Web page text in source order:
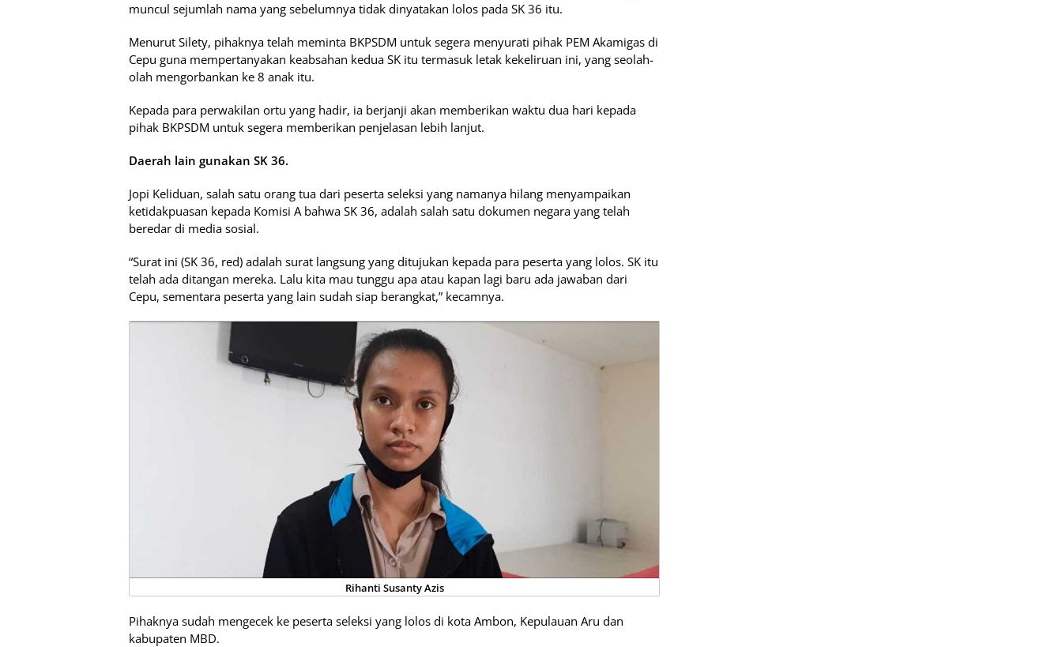
muncul sejumlah nama yang sebelumnya tidak dinyatakan lolos pada SK 36 itu.
Menurut Silety, pihaknya telah meminta BKPSDM untuk segera menyurati pihak PEM Akamigas di
Cepu guna mempertanyakan keabsahan kedua SK itu termasuk letak kekeliruan ini, yang seolah-
olah mengorbankan ke 8 anak itu.
Kepada para perwakilan ortu yang hadir, ia berjanji akan memberikan waktu dua hari kepada
pihak BKPSDM untuk segera memberikan penjelasan lebih lanjut.
Daerah lain gunakan SK 36.
Jopi Keliduan, salah satu orang tua dari peserta seleksi yang namanya hilang menyampaikan
ketidakpuasan kepada Komisi A bahwa SK 36, adalah salah satu dokumen negara yang telah
beredar di media sosial.
“Surat ini (SK 36, red) adalah surat langsung yang ditujukan kepada para peserta yang lolos. SK itu
telah ada ditangan mereka. Lalu kita mau tunggu apa atau kapan lagi baru ada jawaban dari
Cepu, sementara peserta yang lain sudah siap berangkat,” kecamnya.
Rihanti Susanty Azis
Pihaknya sudah mengecek ke peserta seleksi yang lolos di kota Ambon, Kepulauan Aru dan
kabupaten MBD.